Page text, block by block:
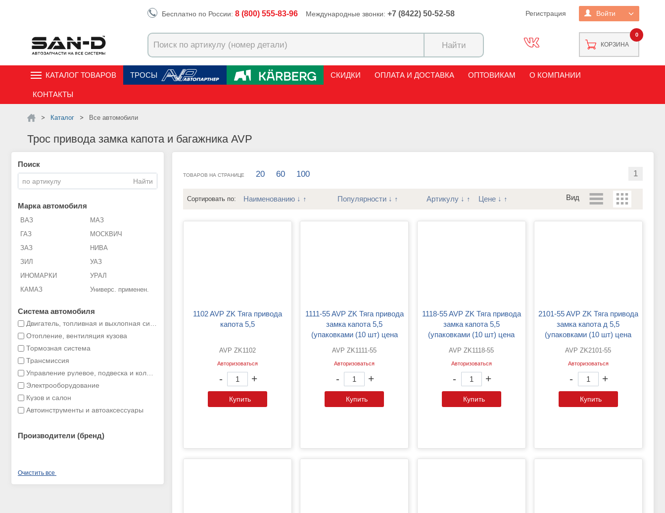
Бесплатно по России: 8 (800) 555-83-96 Международные звонки: +7 (8422) 50-52-58 Регистрация Войти
0
КОРЗИНА
КАТАЛОГ ТОВАРОВ ТРОСЫ СКИДКИ ОПЛАТА И ДОСТАВКА ОПТОВИКАМ О КОМПАНИИ
КОНТАКТЫ
Каталог Все автомобили
Трос привода замка капота и багажника AVP
Поиск
Марка автомобиля
ВАЗ
ГАЗ
ЗАЗ
ЗИЛ
ИНОМАРКИ
КАМАЗ
МАЗ
МОСКВИЧ
НИВА
УАЗ
УРАЛ
Универс. применен.
Система автомобиля
Отопление, вентиляция кузова
Тормозная система
Трансмиссия
Электрооборудование
Кузов и салон
Автоинструменты и автоаксессуары
Производители (бренд)
ТОВАРОВ НА СТРАНИЦЕ 20 60 100 1
Сортировать по: Наименованию ↓ ↑ Популярности ↓ ↑ Артикулу ↓ ↑ Цене ↓ ↑ Вид
1102 AVP ZK Тяга привода
капота 5,5
AVP ZK1102
Авторизоваться
- +
Купить
1111-55 AVP ZK Тяга привода
замка капота 5,5
(упаковками (10 шт) цена
AVP ZK1111-55
Авторизоваться
- +
Купить
1118-55 AVP ZK Тяга привода
замка капота 5,5
(упаковками (10 шт) цена
AVP ZK1118-55
Авторизоваться
- +
Купить
2101-55 AVP ZK Тяга привода
замка капота д 5,5
(упаковками (10 шт) цена
AVP ZK2101-55
Авторизоваться
- +
Купить